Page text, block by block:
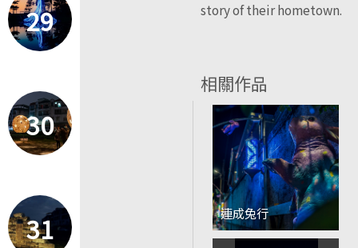
29
30
31
story of their hometown.
相關作品
連成兔行